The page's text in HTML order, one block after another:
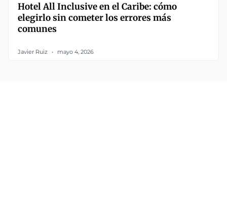
Hotel All Inclusive en el Caribe: cómo
elegirlo sin cometer los errores más
comunes
Javier Ruiz mayo 4, 2026